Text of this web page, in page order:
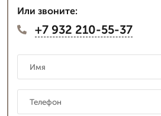
Или звоните:
+7 932 210-55-37